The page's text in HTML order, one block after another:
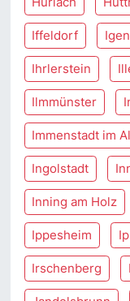
Iffeldorf
Ihrlerstein
Ilmmünster
Immenstadt im
Ingolstadt
Inning am Holz
Ippesheim
Irschenberg